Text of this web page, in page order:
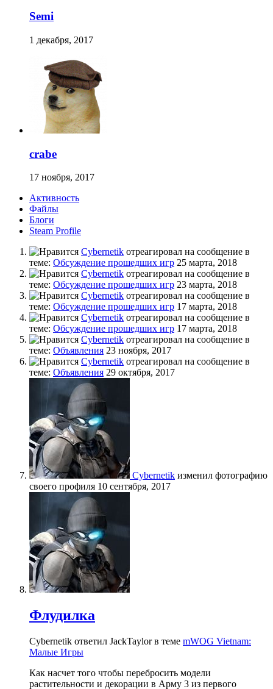
Semi
1 декабря, 2017
crabe
17 ноября, 2017
Активность
Файлы
Блоги
Steam Profile
Cybernetik отреагировал на сообщение в
теме: Обсуждение прошедших игр 25 марта, 2018
Cybernetik отреагировал на сообщение в
теме: Обсуждение прошедших игр 23 марта, 2018
Cybernetik отреагировал на сообщение в
теме: Обсуждение прошедших игр 17 марта, 2018
Cybernetik отреагировал на сообщение в
теме: Обсуждение прошедших игр 17 марта, 2018
Cybernetik отреагировал на сообщение в
теме: Объявления 23 ноября, 2017
Cybernetik отреагировал на сообщение в
теме: Объявления 29 октября, 2017
Cybernetik изменил фотографию
своего профиля 10 сентября, 2017
Флудилка
Cybernetik ответил JackTaylor в теме mWOG Vietnam:
Малые Игры
Как насчет того чтобы перебросить модели
растительности и декорации в Арму 3 из первого